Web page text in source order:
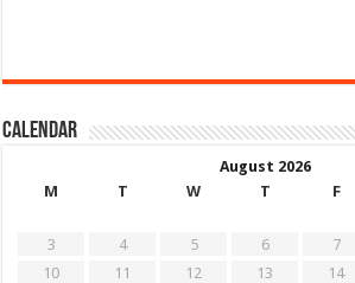
Calendar
August 2026
M
T W T F
3
4 5 6 7
10
11 12 13 14